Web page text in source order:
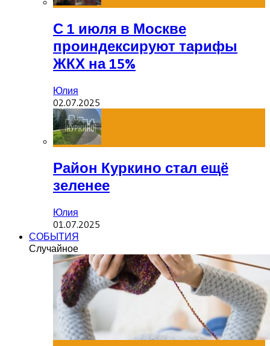
С 1 июля в Москве
проиндексируют тарифы
ЖКХ на 15%
Юлия
02.07.2025
Район Куркино стал ещё
зеленее
Юлия
01.07.2025
СОБЫТИЯ
Случайное